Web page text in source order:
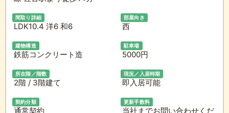
間取り詳細
LDK10.4 洋6 和6
部屋向き
西
建物構造
鉄筋コンクリート造
駐車場
5000円
所在階／階数
2階 / 3階建て
現況／入居時期
即入居可能
契約分類
通常契約
更新手数料
当社までお問い合わせくだ